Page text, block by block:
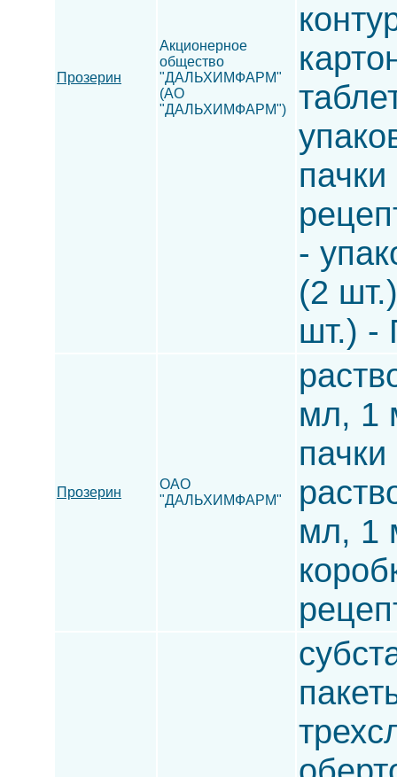
Прозерин
Акционерное
общество
"ДАЛЬХИМФАРМ"
(АО
"ДАЛЬХИМФАРМ")
-
(2
шт.) -
Прозерин
ОАО
"ДАЛЬХИМФАРМ"
мл, 1
мл, 1